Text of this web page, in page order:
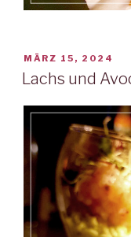
VERÖFFENTLICHT
AM
MÄRZ 15, 2024
Lachs und